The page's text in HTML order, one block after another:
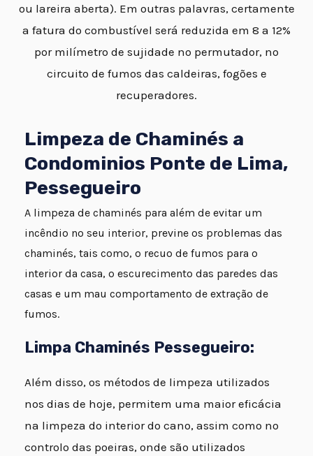
ou lareira aberta). Em outras palavras, certamente
a fatura do combustível será reduzida em 8 a 12%
por milímetro de sujidade no permutador, no
circuito de fumos das caldeiras, fogões e
recuperadores.
Limpeza de Chaminés a
Condominios Ponte de Lima,
Pessegueiro
A limpeza de chaminés para além de evitar um
incêndio no seu interior, previne os problemas das
chaminés, tais como, o recuo de fumos para o
interior da casa, o escurecimento das paredes das
casas e um mau comportamento de extração de
fumos.
Limpa Chaminés Pessegueiro:
Além disso, os métodos de limpeza utilizados
nos dias de hoje, permitem uma maior eficácia
na limpeza do interior do cano, assim como no
controlo das poeiras, onde são utilizados